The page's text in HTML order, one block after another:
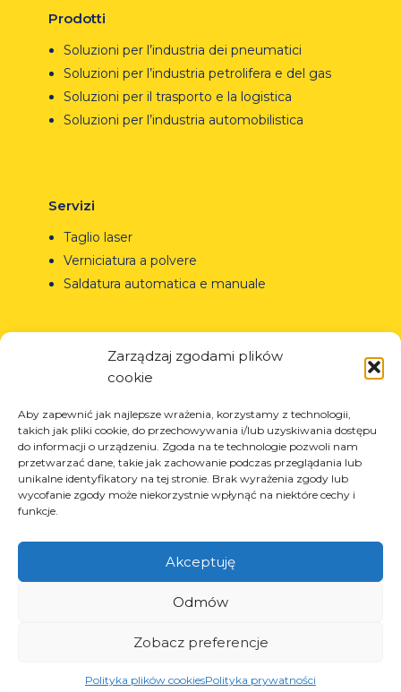
Zarządzaj zgodami plików
cookie
Aby zapewnić jak najlepsze wrażenia, korzystamy z technologii,
takich jak pliki cookie, do przechowywania i/lub uzyskiwania dostępu
do informacji o urządzeniu. Zgoda na te technologie pozwoli nam
przetwarzać dane, takie jak zachowanie podczas przeglądania lub
unikalne identyfikatory na tej stronie. Brak wyrażenia zgody lub
wycofanie zgody może niekorzystnie wpłynąć na niektóre cechy i
funkcje.
Akceptuję
Odmów
Zobacz preferencje
Polityka plików cookiesPolityka prywatności
Prodotti
Soluzioni per l’industria dei pneumatici
Soluzioni per l’industria petrolifera e del gas
Soluzioni per il trasporto e la logistica
Soluzioni per l’industria automobilistica
Servizi
Taglio laser
Verniciatura a polvere
Saldatura automatica e manuale
dal certificato n. 290764
rilasciato dall’Ufficio Brevetti
della Repubblica di
Polonia.Tutti i diritti riservati.
PL868-10-14-503, KRS:
0000973495 wyst. przez Sąd
Rejonowy dla Krakowa-
Śródmieścia z dnia
22.02.2002r. D-U-N-S
(367486706)